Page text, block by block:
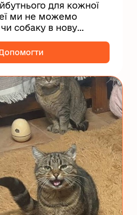
для кожної
ми не можемо
собаку в нову